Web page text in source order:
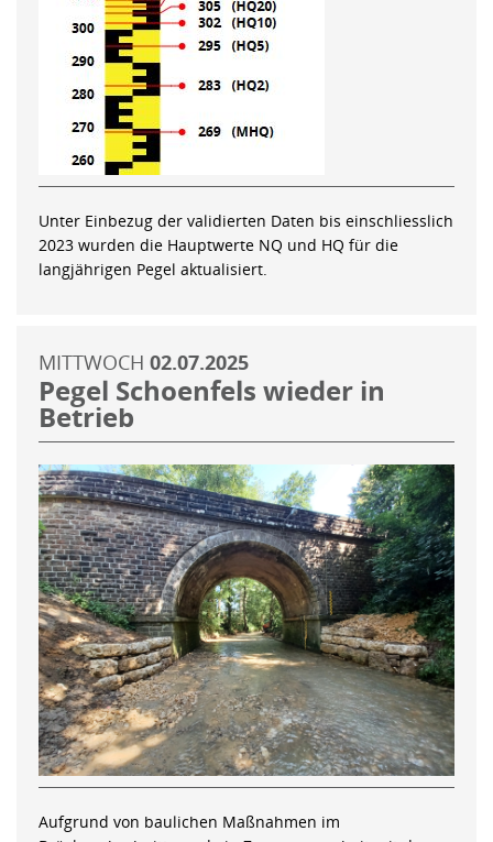
Unter Einbezug der validierten Daten bis einschliesslich
2023 wurden die Hauptwerte NQ und HQ für die
langjährigen Pegel aktualisiert.
MITTWOCH 02.07.2025
Pegel Schoenfels wieder in
Betrieb
Aufgrund von baulichen Maßnahmen im